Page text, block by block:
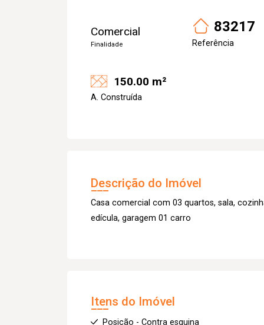
Comercial
Finalidade
83217
Referência
150.00 m²
A. Construída
Descrição do Imóvel
Casa comercial com 03 quartos, sala,
edícula, garagem 01 carro
Itens do Imóvel
Posição - Contra esquina